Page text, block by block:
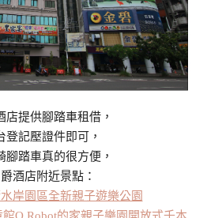
店提供腳踏車租借，
登記壓證件即可，
腳踏車真的很方便，
酒店附近景點：
岸園區全新親子遊樂公園